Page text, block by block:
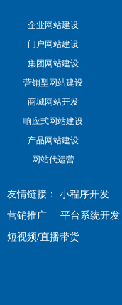
企业网站建设
门户网站建设
集团网站建设
营销型网站建设
商城网站开发
响应式网站建设
产品网站建设
网站代运营
友情链接： 小程序开发
营销推广
平台系统开发
短视频/直播带货